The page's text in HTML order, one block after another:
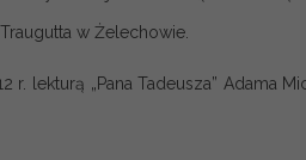
w Żelechowie.
lekturą „Pana Tadeusza” Adama